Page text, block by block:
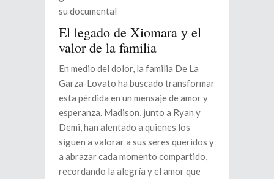
su documental
El legado de Xiomara y el
valor de la familia
En medio del dolor, la familia De La
Garza-Lovato ha buscado transformar
esta pérdida en un mensaje de amor y
esperanza. Madison, junto a Ryan y
Demi, han alentado a quienes los
siguen a valorar a sus seres queridos y
a abrazar cada momento compartido,
recordando la alegría y el amor que